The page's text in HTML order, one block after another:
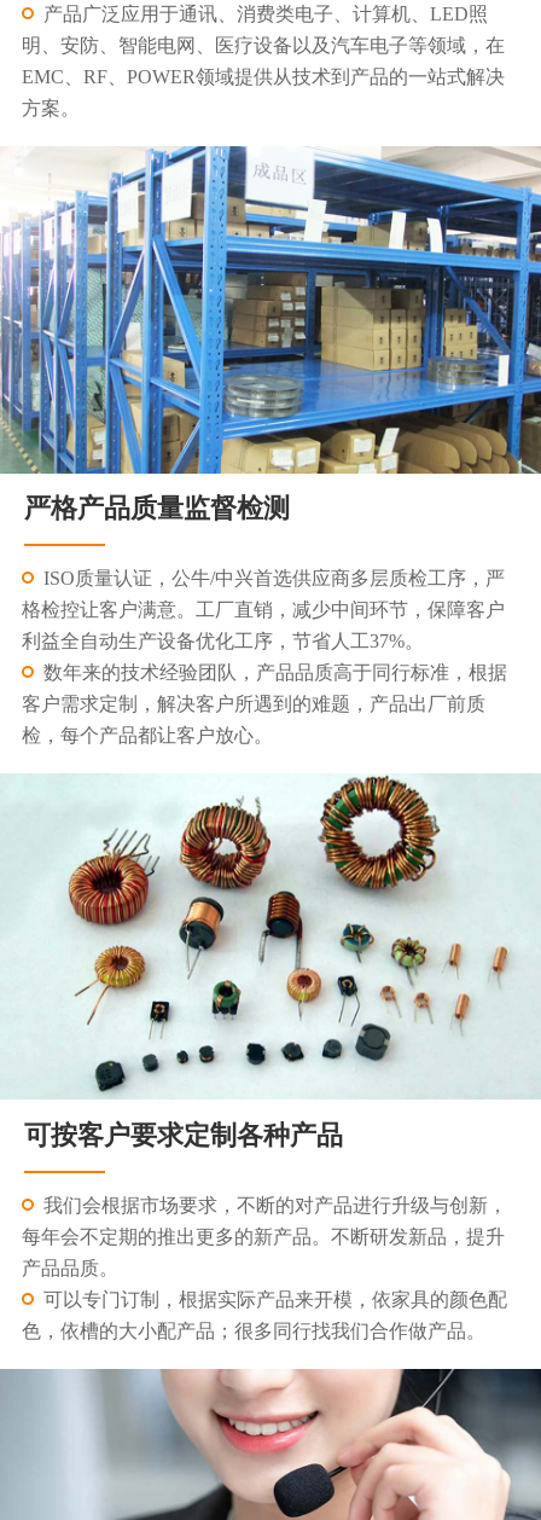
产品广泛应用于通讯、消费类电子、计算机、LED照
明、安防、智能电网、医疗设备以及汽车电子等领域，在
EMC、RF、POWER领域提供从技术到产品的一站式解决
方案。
严格产品质量监督检测
ISO质量认证，公牛/中兴首选供应商多层质检工序，严
格检控让客户满意。工厂直销，减少中间环节，保障客户
利益全自动生产设备优化工序，节省人工37%。
数年来的技术经验团队，产品品质高于同行标准，根据
客户需求定制，解决客户所遇到的难题，产品出厂前质
检，每个产品都让客户放心。
可按客户要求定制各种产品
我们会根据市场要求，不断的对产品进行升级与创新，
每年会不定期的推出更多的新产品。不断研发新品，提升
产品品质。
可以专门订制，根据实际产品来开模，依家具的颜色配
色，依槽的大小配产品；很多同行找我们合作做产品。